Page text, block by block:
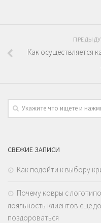
Как осуществляется
СВЕЖИЕ ЗАПИСИ
Как подойти к выбору
Почему ковры с
лояльность клиентов еще
поздороваться